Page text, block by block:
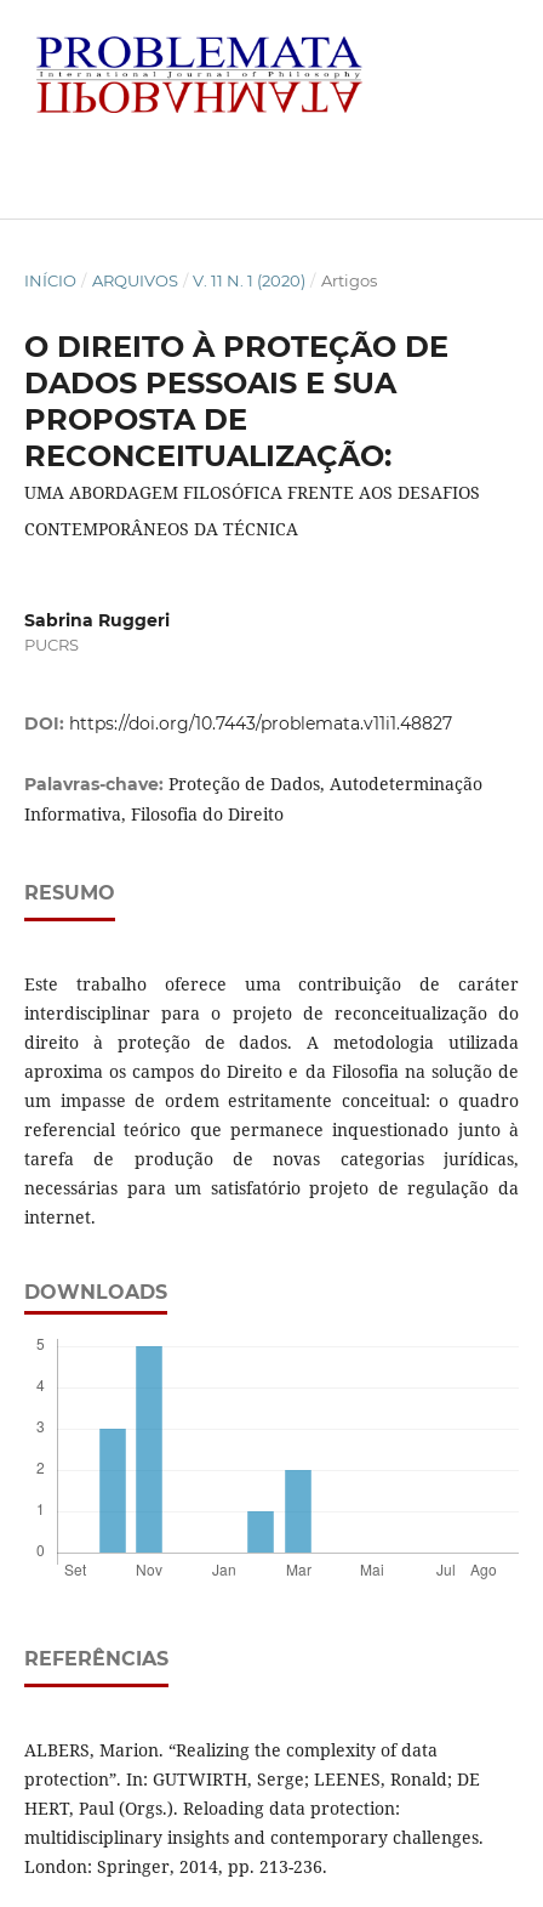
INÍCIO / ARQUIVOS / V. 11 N. 1 (2020) / Artigos
O DIREITO À PROTEÇÃO DE
DADOS PESSOAIS E SUA
PROPOSTA DE
RECONCEITUALIZAÇÃO:
UMA ABORDAGEM FILOSÓFICA FRENTE AOS DESAFIOS
CONTEMPORÂNEOS DA TÉCNICA
Sabrina Ruggeri
PUCRS
DOI: https://doi.org/10.7443/problemata.v11i1.48827
Palavras-chave: Proteção de Dados, Autodeterminação
Informativa, Filosofia do Direito
RESUMO
Este trabalho oferece uma contribuição de caráter
interdisciplinar para o projeto de reconceitualização do
direito à proteção de dados. A metodologia utilizada
aproxima os campos do Direito e da Filosofia na solução de
um impasse de ordem estritamente conceitual: o quadro
referencial teórico que permanece inquestionado junto à
tarefa de produção de novas categorias jurídicas,
necessárias para um satisfatório projeto de regulação da
internet.
DOWNLOADS
REFERÊNCIAS
ALBERS, Marion. “Realizing the complexity of data
protection”. In: GUTWIRTH, Serge; LEENES, Ronald; DE
HERT, Paul (Orgs.). Reloading data protection:
multidisciplinary insights and contemporary challenges.
London: Springer, 2014, pp. 213-236.